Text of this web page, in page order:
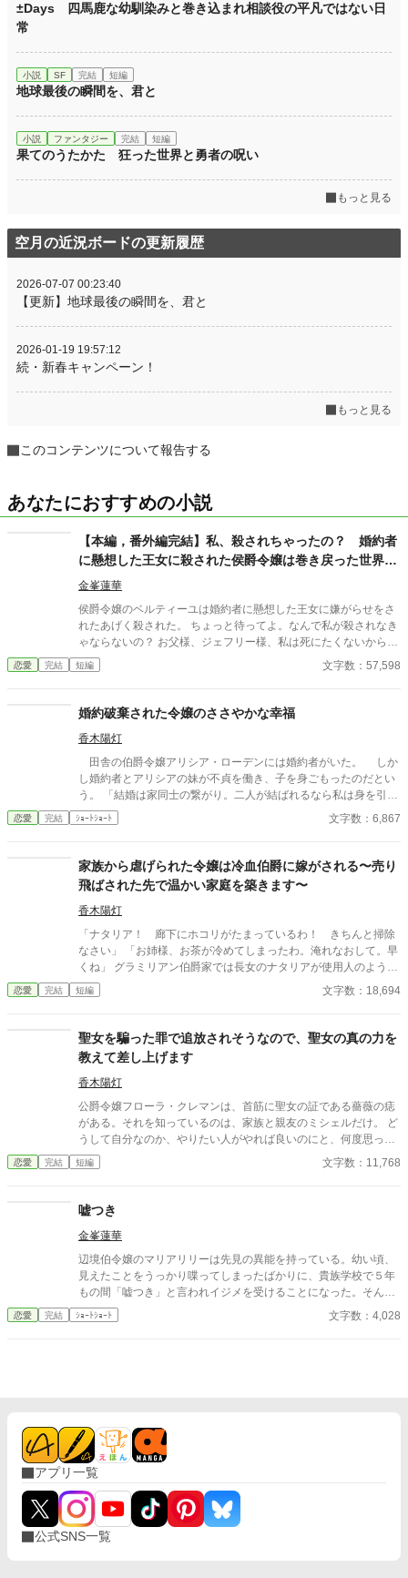
±Days 四馬鹿な幼馴染みと巻き込まれ相談役の平凡ではない日
常
小説 SF 完結 短編
地球最後の瞬間を、君と
小説 ファンタジー 完結 短編
果てのうたかた 狂った世界と勇者の呪い
もっと見る
空月の近況ボードの更新履歴
2026-07-07 00:23:40
【更新】地球最後の瞬間を、君と
2026-01-19 19:57:12
続・新春キャンペーン！
もっと見る
このコンテンツについて報告する
あなたにおすすめの小説
【本編，番外編完結】私、殺されちゃったの？ 婚約者
に懸想した王女に殺された侯爵令嬢は巻き戻った世界で
殺されないように策を練る
金峯蓮華
侯爵令嬢のベルティーユは婚約者に懸想した王女に嫌がらせをさ
れたあげく殺された。 ちょっと待ってよ。なんで私が殺されなき
ゃならないの？ お父様、ジェフリー様、私は死にたくないから婚
約を解消してって言ったよね。 ジェフリー様、必ず守るから少し
待ってほしいって言ったよね。 少し待っている間に殺されちゃっ
せなさいよ！ 何で私が殺されなきゃならないのよ！ 腹立つ
で気楽にお読みいただけると嬉しいです。
恋愛 完結 短編 文字数：57,598
婚約破棄された令嬢のささやかな幸福
香木陽灯
田舎の伯爵令嬢アリシア・ローデンには婚約者がいた。 しか
し婚約者とアリシアの妹が不貞を働き、子を身ごもったのだとい
う。 「結婚は家同士の繋がり。二人が結ばれるなら私は身を引き
ましょう。どうぞお幸せに」 婚約破棄されたアリシアは潔く身
を引くことにした。 婚約破棄という烙印が押された以上、もう
王都の外れにある小さな家を買い、そこで暮らし始める。 「あ
ぁ、最高……ここなら一人で自由に暮らせるわ！」 初めての一
人暮らしを満喫するアリシア。 趣味だった刺繍で生計が立てら
れるようになった頃……。 「アリシア、頼むから戻って来てく
れ！ 俺と結婚してくれ……！」 何故か元婚約者がやってきて
頭を下げたのだ。 しかし丁重にお断りした翌日、 「お姉様、お
願いだから戻ってきてください！ あいつの相手はお姉様じゃな
きゃ無理です……！」 妹までもがやってくる始末。 しかしア
リシアは微笑んで首を横に振るばかり。 「私はもう結婚する気も
のだった。
恋愛 完結 ｼｮｰﾄｼｮｰﾄ 文字数：6,867
家族から虐げられた令嬢は冷血伯爵に嫁がされる〜売り
飛ばされた先で温かい家庭を築きます〜
香木陽灯
「ナタリア！ 廊下にホコリがたまっているわ！ きちんと掃除
なさい」 「お姉様、お茶が冷めてしまったわ。淹れなおして。早
くね」 グラミリアン伯爵家では長女のナタリアが使用人のように
働かされていた。 彼女はある日、冷血伯爵に嫁ぐように言われ
る。 「あなたが伯爵家に嫁げば、我が家の利益になるの。あなた
ら褒美が出るともっぱらの噂なのよ」 売られるように嫁がされ
たナタリアだったが、冷血伯爵は噂とは違い優しい人だった。
「僕が世間でなんと呼ばれているか知っているだろう？ 僕と結
婚することで、君も色々言われるかもしれない。……申し訳な
い」 自分に自信がないナタリアと優しい冷血伯爵は、少しずつ距
離が近づいていく。 ※ゆるめの設定 ※他サイトにも掲載中
恋愛 完結 短編 文字数：18,694
聖女を騙った罪で追放されそうなので、聖女の真の力を
教えて差し上げます
香木陽灯
公爵令嬢フローラ・クレマンは、首筋に聖女の証である薔薇の痣
がある。それを知っているのは、家族と親友のミシェルだけ。 ど
うして自分なのか、やりたい人がやれば良いのにと、何度思った
ことか。だからミシェルに相談したの。 「私は聖女になりたくて
たまらないのに！」 ミシェルに言われたあの日から、私とミシェ
の婚約が決まってからミシェルとは連絡が取れなくなってしまっ
として振る舞えないのに…… なんて心配していたのに。 「フロー
ラ・クレマン！聖女の名を騙った罪で、貴様を国外追放に処す。
いくら貴様が僕の婚約者だったからと言って、許すわけにはいか
ない。我が国の聖女は、ミシェルただ一人だ」 第一王子とミシェ
気で私を追放したいのね……でしたら私も本気を出しましょう。
恋愛 完結 短編 文字数：11,768
嘘つき
金峯蓮華
辺境伯令嬢のマリアリリーは先見の異能を持っている。幼い頃、
見えたことをうっかり喋ってしまったばかりに、貴族学校で５年
もの間「嘘つき」と言われイジメを受けることになった。そんな
マリアリリーのざまぁなお話。 独自の世界観の緩いお話しです。
恋愛 完結 ｼｮｰﾄｼｮｰﾄ 文字数：4,028
アプリ一覧
公式SNS一覧